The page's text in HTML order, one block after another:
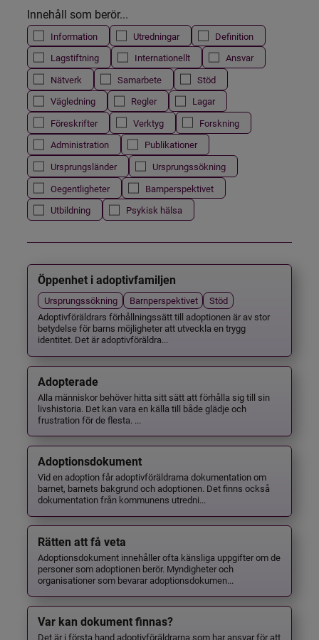
Innehåll som berör...
Information Utredningar
Definition
Lagstiftning
Internationellt
Ansvar
Nätverk
Samarbete
Stöd
Vägledning
Regler
Lagar
Föreskrifter
Verktyg
Forskning
Administration
Publikationer
Ursprungsländer
Ursprungssökning
Oegentligheter
Barnperspektivet
Utbildning
Psykisk hälsa
Öppenhet i adoptivfamiljen
Ursprungssökning Barnperspektivet
Stöd
Adoptivföräldrars förhållningssätt till adoptionen är av stor
betydelse för barns möjligheter att utveckla en trygg
identitet. Det är adoptivföräldra...
Adopterade
Alla människor behöver hitta sitt sätt att förhålla sig till sin
livshistoria. Det kan vara en källa till både glädje och
frustration för de flesta. ...
Adoptionsdokument
Vid en adoption får adoptivföräldrarna dokumentation om
barnet, barnets bakgrund och adoptionen. Det finns också
dokumentation från kommunens utredni...
Rätten att få veta
Adoptionsdokument innehåller ofta känsliga uppgifter om de
personer som adoptionen berör. Myndigheter och
organisationer som bevarar adoptionsdokumen...
Var kan dokument finnas?
Det är i första hand adoptivföräldrarna som har ansvar för att